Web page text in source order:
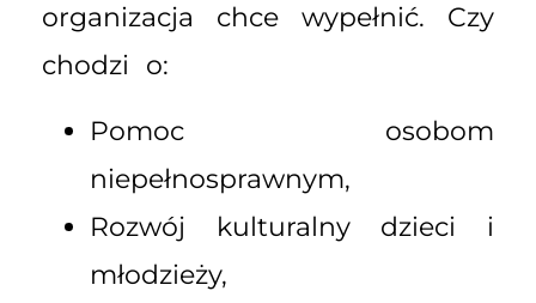
organizacja chce wypełnić. Czy
chodzi o:
Pomoc osobom
niepełnosprawnym,
Rozwój kulturalny dzieci i
młodzieży,